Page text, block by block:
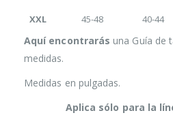
XXL 45-48 40-44
Aquí encontrarás una Guía de
medidas.
Medidas en pulgadas.
Aplica sólo para la